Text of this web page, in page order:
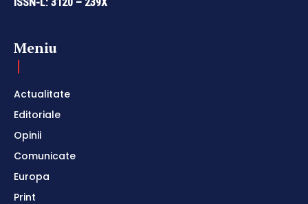
Meniu
Actualitate
Editoriale
Opinii
Comunicate
Europa
Print